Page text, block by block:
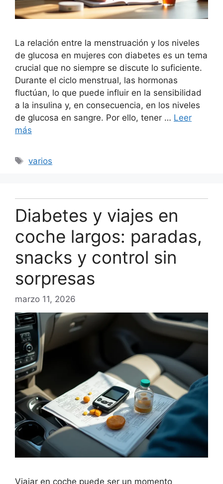
La relación entre la menstruación y los niveles
de glucosa en mujeres con diabetes es un tema
crucial que no siempre se discute lo suficiente.
Durante el ciclo menstrual, las hormonas
fluctúan, lo que puede influir en la sensibilidad
a la insulina y, en consecuencia, en los niveles
de glucosa en sangre. Por ello, tener … Leer
más
Etiquetas
varios
Diabetes y viajes en
coche largos: paradas,
snacks y control sin
sorpresas
marzo 11, 2026
Viajar en coche puede ser un momento